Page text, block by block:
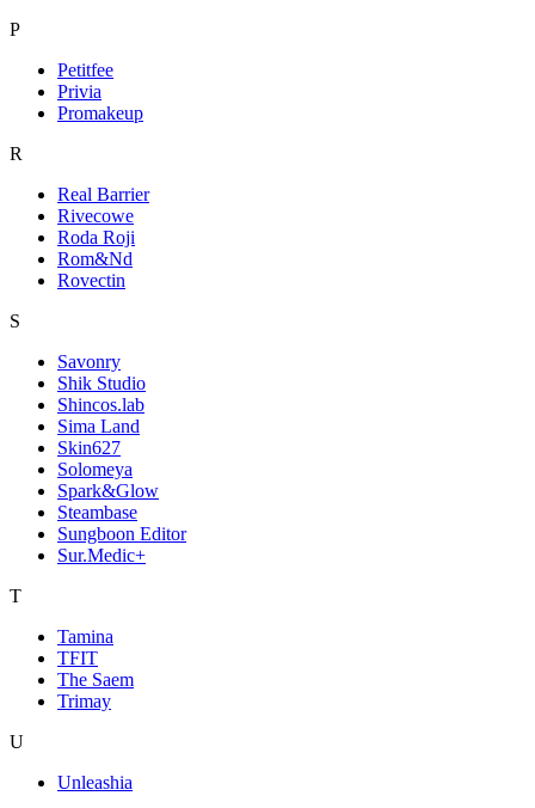
P
Petitfee
Privia
Promakeup
R
Real Barrier
Rivecowe
Roda Roji
Rom&Nd
Rovectin
S
Savonry
Shik Studio
Shincos.lab
Sima Land
Skin627
Solomeya
Spark&Glow
Steambase
Sungboon Editor
Sur.Medic+
T
Tamina
TFIT
The Saem
Trimay
U
Unleashia